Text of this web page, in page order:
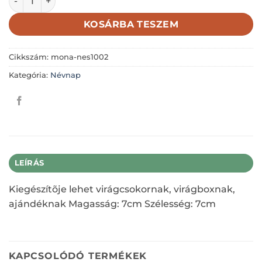
KOSÁRBA TESZEM
Cikkszám: mona-nes1002
Kategória: Névnap
LEÍRÁS
Kiegészítõje lehet virágcsokornak, virágboxnak,
ajándéknak Magasság: 7cm Szélesség: 7cm
KAPCSOLÓDÓ TERMÉKEK